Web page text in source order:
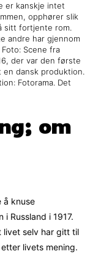
er kanskje intet
opphører slik
sitt fortjente rom.
andre har gjennom
Scene fra
der var den første
dansk produktion.
Fotorama. Det
om
å knuse
Russland i 1917.
livet selv har gitt til
livets mening.